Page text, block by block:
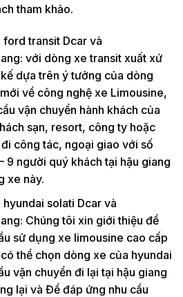
tham khảo.
transit Dcar và
với dòng xe transit xuất xứ
dựa trên ý tưởng của dòng
về công nghệ xe Limousine,
vận chuyển hành khách của
sạn, resort, công ty hoặc
công tác, ngoại giao với số
9 người quý khách tại hậu giang
xe này.
solati Dcar và
Chúng tôi xin giới thiệu để
sử dụng xe limousine cao cấp
thể chọn dòng xe của hyundai
vận chuyển đi lại tại hậu giang
lại và Để đáp ứng nhu cầu